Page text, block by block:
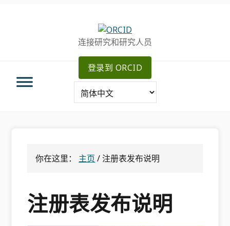
连接研究和研究人员
登录到 ORCID
你在这里： 主页 /注册表发布说明
注册表发布说明